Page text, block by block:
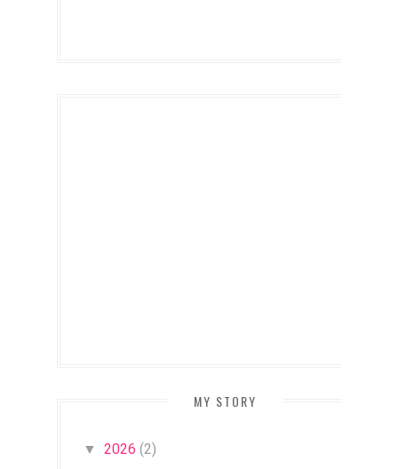
MY STORY
▼ 2026 (2)